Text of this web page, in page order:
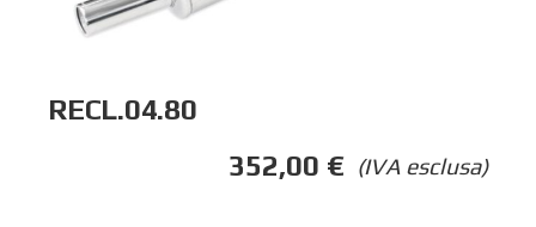
RECL.04.80
(IVA esclusa)
352,00 €